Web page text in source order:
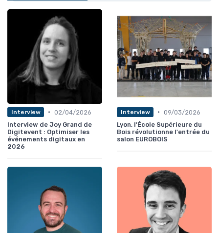
Interview • 02/04/2026
Interview de Joy Grand de
Digitevent : Optimiser les
événements digitaux en
2026
Interview • 09/03/2026
Lyon, l'École Supérieure du
Bois révolutionne l'entrée du
salon EUROBOIS